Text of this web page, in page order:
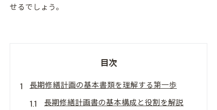
せるでしょう。
目次
長期修繕計画の基本書類を理解する第一歩
長期修繕計画書の基本構成と役割を解説